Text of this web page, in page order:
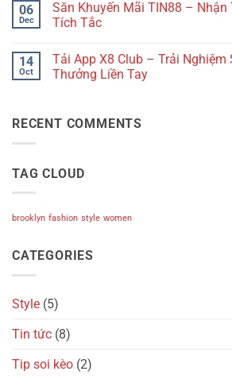
Người
Mới
Không?
Đánh
Giá
Từ
Người
Chơi
on
Biaomtv
–
Truyền
Tải
Video
Fan
Bóng
06
Dec
Săn Khuyến Mãi TIN88 –
Tích Tắc
on
Săn
Khuyến
Nhận
Thưởng
Tắc
14
Oct
Tải App X8 Club – Trải Nghiệm
Thưởng Liền Tay
Tải
App
Trải
Nhận
Thưởng
RECENT COMMENTS
TAG CLOUD
brooklyn fashion style women
CATEGORIES
Style (5)
Tin tức (8)
Tip soi kèo (2)